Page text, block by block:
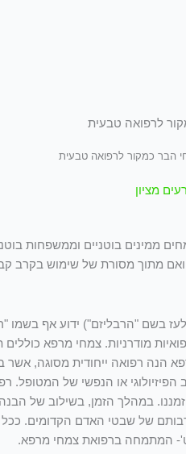
לרפואה טבעית
הבר כמקור לרפואה טבעית
מציון
ממינים בוטניים וממשפחות
מתוך מסורת של שימוש בקרב
בשם "הרבליזם") ידוע אף בשמו
מודרניות. צמחי מרפא
הנה רפואה ייחודית מסוגה,
הפיזיולוגי או הנפשי של
במהלך הזמן, בשילוב של
של שבטי האדם הקדומים.
המתמחה ברפואת צמחי מרפא.